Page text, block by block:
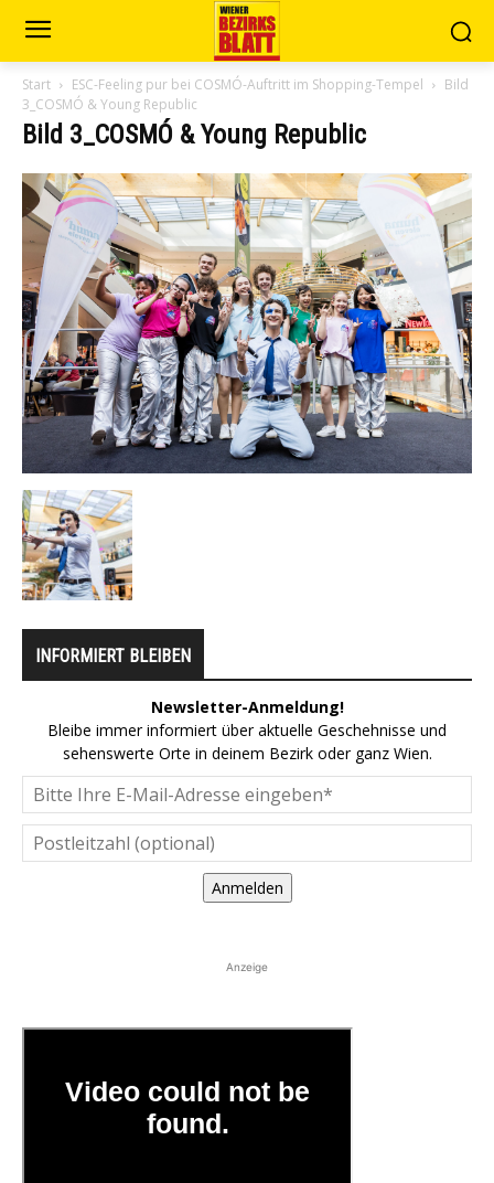
Start ESC-Feeling pur bei COSMÓ-Auftritt im Shopping-Tempel
Bild
3_COSMÓ & Young Republic
Bild 3_COSMÓ & Young Republic
INFORMIERT BLEIBEN
Newsletter-Anmeldung!
Bleibe immer informiert über aktuelle Geschehnisse und
sehenswerte Orte in deinem Bezirk oder ganz Wien.
Anmelden
Anzeige